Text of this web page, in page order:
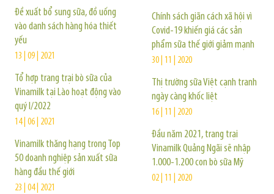
Đề xuất bổ sung sữa, đồ uống
vào danh sách hàng hóa thiết
yếu
13 | 09 | 2021
Tổ hợp trang trại bò sữa của
Vinamilk tại Lào hoạt động vào
quý I/2022
14 | 06 | 2021
Vinamilk thăng hạng trong Top
50 doanh nghiệp sản xuất sữa
hàng đầu thế giới
23 | 04 | 2021
Chính sách giãn cách xã hội vì
Covid-19 khiến giá các sản
phẩm sữa thế giới giảm mạnh
30 | 11 | 2020
Thị trường sữa Việt cạnh tranh
ngày càng khốc liệt
16 | 11 | 2020
Đầu năm 2021, trang trại
Vinamilk Quảng Ngãi sẽ nhập
1.000-1.200 con bò sữa Mỹ
02 | 11 | 2020